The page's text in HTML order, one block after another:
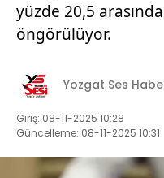
yüzde 20,5
öngörülüyor.
Yozgat Ses
Giriş: 08-11-2025 10:28
Güncelleme: 08-11-2025 10:31